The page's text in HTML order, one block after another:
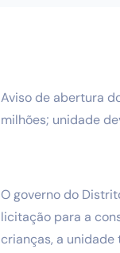
Aviso de abertura
milhões; unidade
O governo do
licitação para a
crianças, a unidade